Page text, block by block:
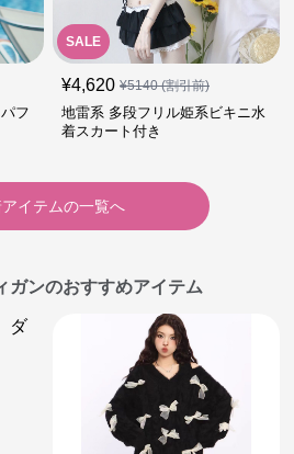
フ
SALE
¥4,620 ¥5140(割引前)
地雷系 多段フリル姫系ビキニ水
着スカート付き
イテムの一覧へ
ガンのおすすめアイテム